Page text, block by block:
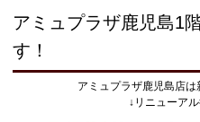
アミュプラザ鹿児島1
す！
アミュプラザ鹿児島店は
↓リニューア